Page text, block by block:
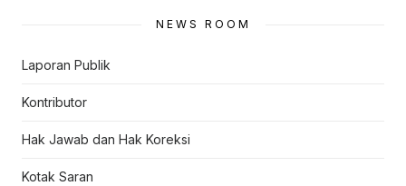
NEWS ROOM
Laporan Publik
Kontributor
Hak Jawab dan Hak Koreksi
Kotak Saran